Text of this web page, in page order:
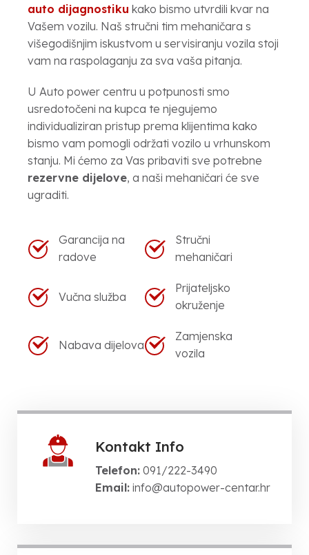
auto dijagnostiku kako bismo utvrdili kvar na
Vašem vozilu. Naš stručni tim mehaničara s
višegodišnjim iskustvom u servisiranju vozila stoji
vam na raspolaganju za sva vaša pitanja.
U Auto power centru u potpunosti smo
usredotočeni na kupca te njegujemo
individualiziran pristup prema klijentima kako
bismo vam pomogli održati vozilo u vrhunskom
stanju. Mi ćemo za Vas pribaviti sve potrebne
rezervne dijelove, a naši mehaničari će sve
ugraditi.
Garancija na
radove
Stručni
mehaničari
Vučna služba
Prijateljsko
okruženje
Nabava dijelova
Zamjenska
vozila
Kontakt Info
Telefon: 091/222-3490
Email: info@autopower-centar.hr